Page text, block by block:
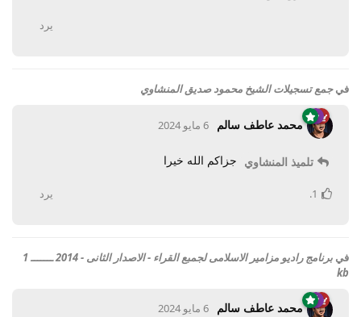
يرد
فيجمع تسجيلات الشيخ محمود صديق المنشاوي
محمد عاطف سالم 6 مايو 2024
تلميذ المنشاوي جزاكم الله خيرا
يرد 1
.
في
برنامج راديو مزامير الاسلامى لجمبع القراء - الاصدار الثانى - 2014 ـــــــ 1
kb
محمد عاطف سالم 6 مايو 2024